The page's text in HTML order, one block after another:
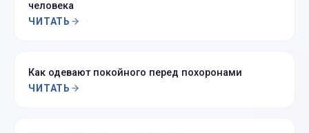
человека
ЧИТАТЬ
Как одевают покойного перед похоронами
ЧИТАТЬ